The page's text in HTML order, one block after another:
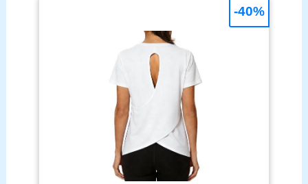
améliorant la visibilité dans des conditions de faible
matinaux ou en soirée, tout en conservant un
design sobre et élégant. T-Shirt Sport Polyvalent au
Quotidien: Facile à associer avec des leggings de
yoga, des shorts de sport, des pantalons
décontractés ou même des jeans, ce t-shirt sportif
femme convient aussi bien aux séances
d’entraînement qu’aux déplacements quotidiens ou
aux moments de détente à la maison. Adapté à de
Nombreuses Activités: Ce tee-shirt de sport femme
est parfait pour le yoga, le running, le fitness, la
randonnée, le cyclisme, les voyages, le golf, le
tennis, la pêche, l’escalade et autres activités
-40%